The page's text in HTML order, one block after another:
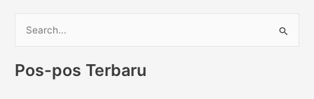
r
Pos-pos Terbaru